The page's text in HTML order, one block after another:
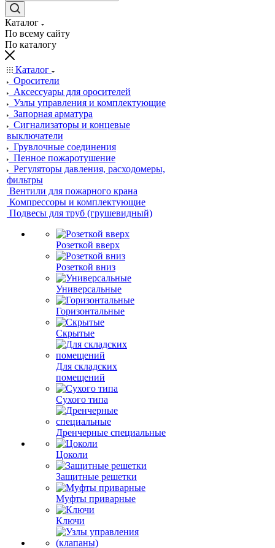
Каталог
По всему сайту
По каталогу
Каталог
Оросители
Аксессуары для оросителей
Узлы управления и комплектующие
Запорная арматура
Сигнализаторы и концевые
выключатели
Грувлочные соединения
Пенное пожаротушение
Регуляторы давления, расходомеры,
фильтры
Вентили для пожарного крана
Компрессоры и комплектующие
Подвесы для труб (грушевидный)
Розеткой вверх
Розеткой вниз
Универсальные
Горизонтальные
Скрытые
Для складских
помещений
Сухого типа
Дренчерные специальные
Цоколи
Защитные решетки
Муфты приварные
Ключи